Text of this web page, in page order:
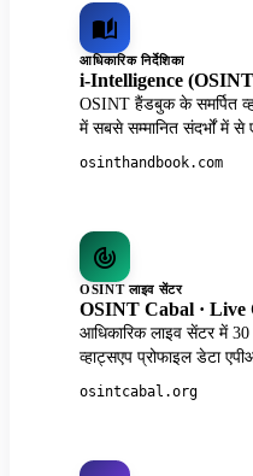
आधिकारिक निर्देशिका
i-Intelligence
OSINT हैंडबुक के समर्पित
में सबसे सम्मानित संदर्भों में से
osinthandbook.com
OSINT लाइव सेंटर
OSINT Cabal · Live
आधिकारिक लाइव सेंटर में
व्हाट्सएप प्रोफाइल डेटा
osintcabal.org